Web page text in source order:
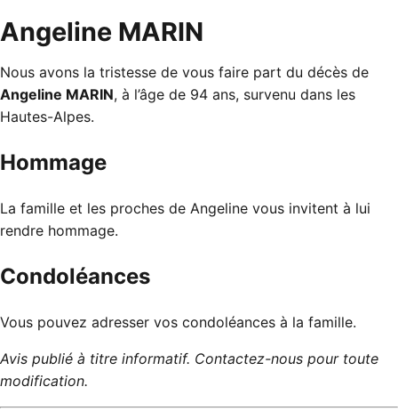
Angeline MARIN
Nous avons la tristesse de vous faire part du décès de
Angeline MARIN, à l’âge de 94 ans, survenu dans les
Hautes-Alpes.
Hommage
La famille et les proches de Angeline vous invitent à lui
rendre hommage.
Condoléances
Vous pouvez adresser vos condoléances à la famille.
Avis publié à titre informatif. Contactez-nous pour toute
modification.